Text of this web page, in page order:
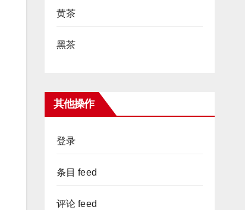
黄茶
黑茶
其他操作
登录
条目 feed
评论 feed